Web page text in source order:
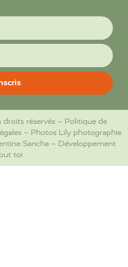
réservés – Politique de
– Photos Lily photographie
Sancha – Développement
toi